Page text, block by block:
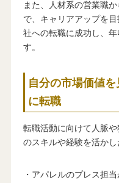
また、人材系の営業職
で、キャリアアップを
社への転職に成功し、
す。
自分の市場価値
に転職
転職活動に向けて人脈
のスキルや経験を活かし
・アパレルのプレス担